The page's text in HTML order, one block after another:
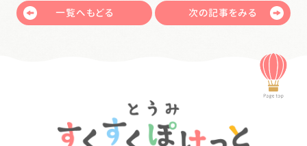
一覧へもどる 次の記事をみる